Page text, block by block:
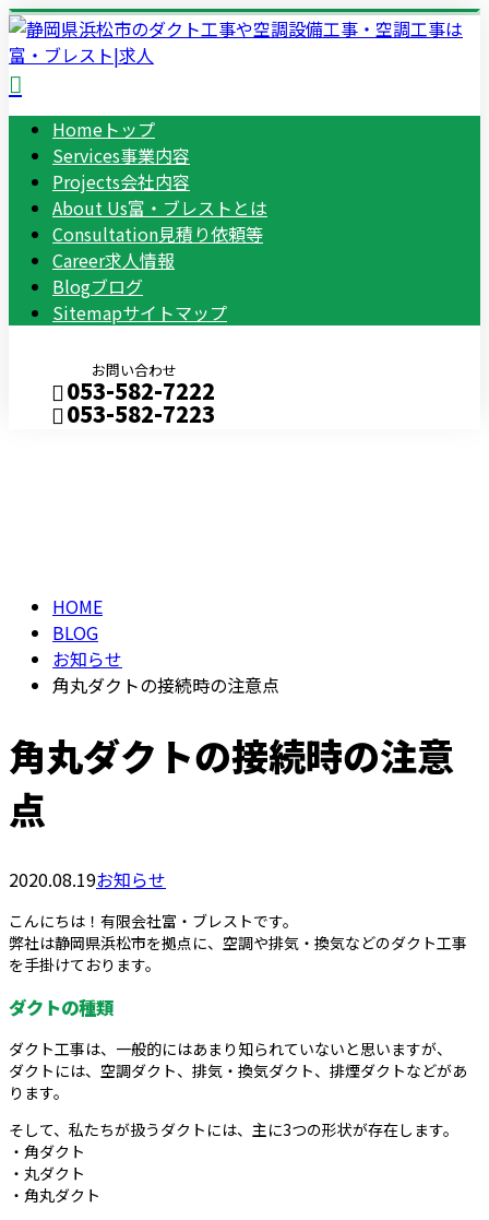
Home トップ
Services事業内容
Projects会社内容
About Us富・ブレストとは
Consultation見積り依頼等
Career求人情報
Blogブログ
Sitemapサイトマップ
お問い合わせ
053-582-7222
053-582-7223
HOME
BLOG
お知らせ
角丸ダクトの接続時の注意点
角丸ダクトの接続時の注意
点
2020.08.19お知らせ
こんにちは！有限会社富・ブレストです。
弊社は静岡県浜松市を拠点に、空調や排気・換気などのダクト工事
を手掛けております。
ダクトの種類
ダクト工事は、一般的にはあまり知られていないと思いますが、
ダクトには、空調ダクト、排気・換気ダクト、排煙ダクトなどがあ
ります。
そして、私たちが扱うダクトには、主に3つの形状が存在します。
・角ダクト
・丸ダクト
・角丸ダクト